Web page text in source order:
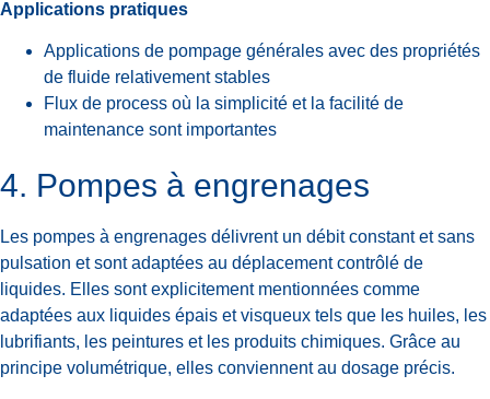
Applications pratiques
Applications de pompage générales avec des propriétés
de fluide relativement stables
Flux de process où la simplicité et la facilité de
maintenance sont importantes
4. Pompes à engrenages
Les pompes à engrenages délivrent un débit constant et sans
pulsation et sont adaptées au déplacement contrôlé de
liquides. Elles sont explicitement mentionnées comme
adaptées aux liquides épais et visqueux tels que les huiles, les
lubrifiants, les peintures et les produits chimiques. Grâce au
principe volumétrique, elles conviennent au dosage précis.